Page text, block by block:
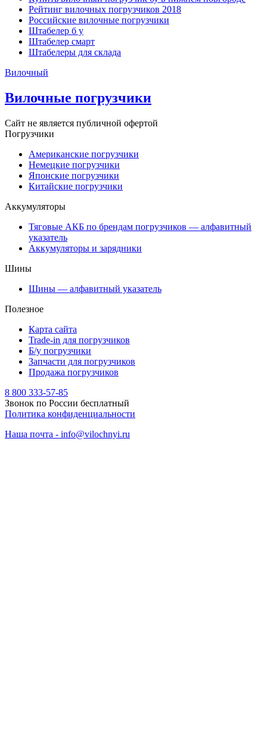
Рейтинг вилочных погрузчиков 2018
Российские вилочные погрузчики
Штабелер б у
Штабелер смарт
Штабелеры для склада
Вилочный
Вилочные погрузчики
Сайт не является публичной офертой
Погрузчики
Американские погрузчики
Немецкие погрузчики
Японские погрузчики
Китайские погрузчики
Аккумуляторы
Тяговые АКБ по брендам погрузчиков — алфавитный
указатель
Аккумуляторы и зарядники
Шины
Шины — алфавитный указатель
Полезное
Карта сайта
Trade-in для погрузчиков
Б/у погрузчики
Запчасти для погрузчиков
Продажа погрузчиков
8 800 333-57-85
Звонок по России бесплатный
Политика конфиденциальности
Наша почта - info@vilochnyi.ru